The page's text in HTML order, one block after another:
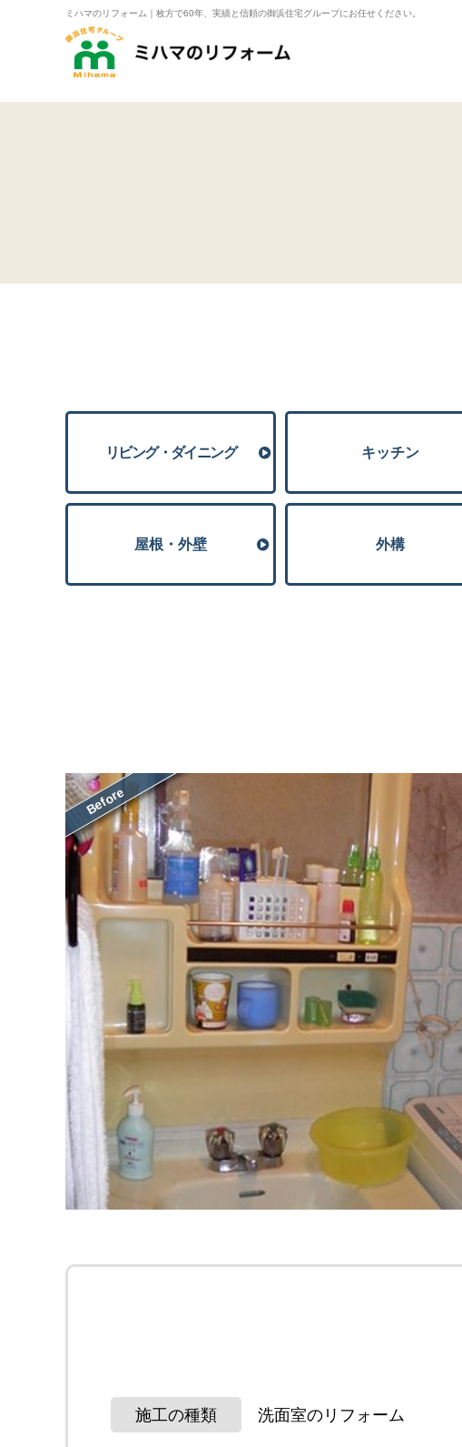
ミハマのリフォーム｜枚方で60年、実績と信頼の御浜住宅グループにお任せください。
リビング・ダイニング キッチン
屋根・外壁 外構
Before
施工の種類 洗面室のリフォーム